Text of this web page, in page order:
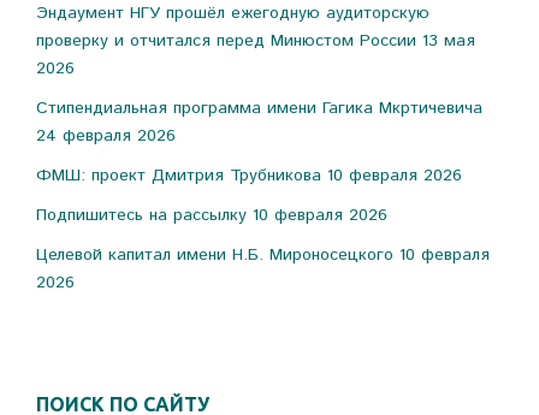
Эндаумент НГУ прошёл ежегодную аудиторскую
проверку и отчитался перед Минюстом России 13 мая
2026
Стипендиальная программа имени Гагика Мкртичевича
24 февраля 2026
ФМШ: проект Дмитрия Трубникова 10 февраля 2026
Подпишитесь на рассылку 10 февраля 2026
Целевой капитал имени Н.Б. Мироносецкого 10 февраля
2026
ПОИСК ПО САЙТУ